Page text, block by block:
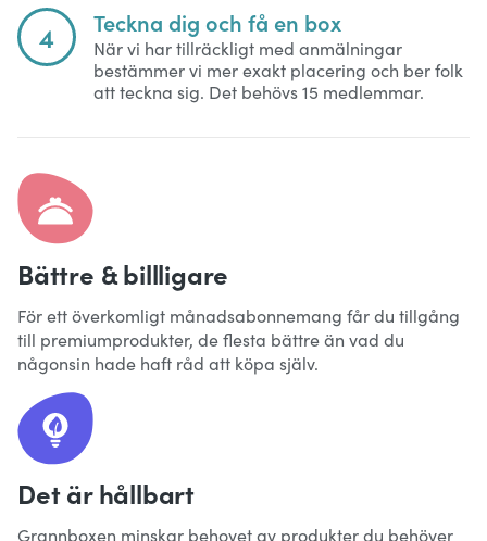
4 Teckna dig och få en box
När vi har tillräckligt med anmälningar
bestämmer vi mer exakt placering och ber folk
att teckna sig. Det behövs 15 medlemmar.
Bättre & billligare
För ett överkomligt månadsabonnemang får du tillgång
till premiumprodukter, de flesta bättre än vad du
någonsin hade haft råd att köpa själv.
Det är hållbart
Grannboxen minskar behovet av produkter du behöver